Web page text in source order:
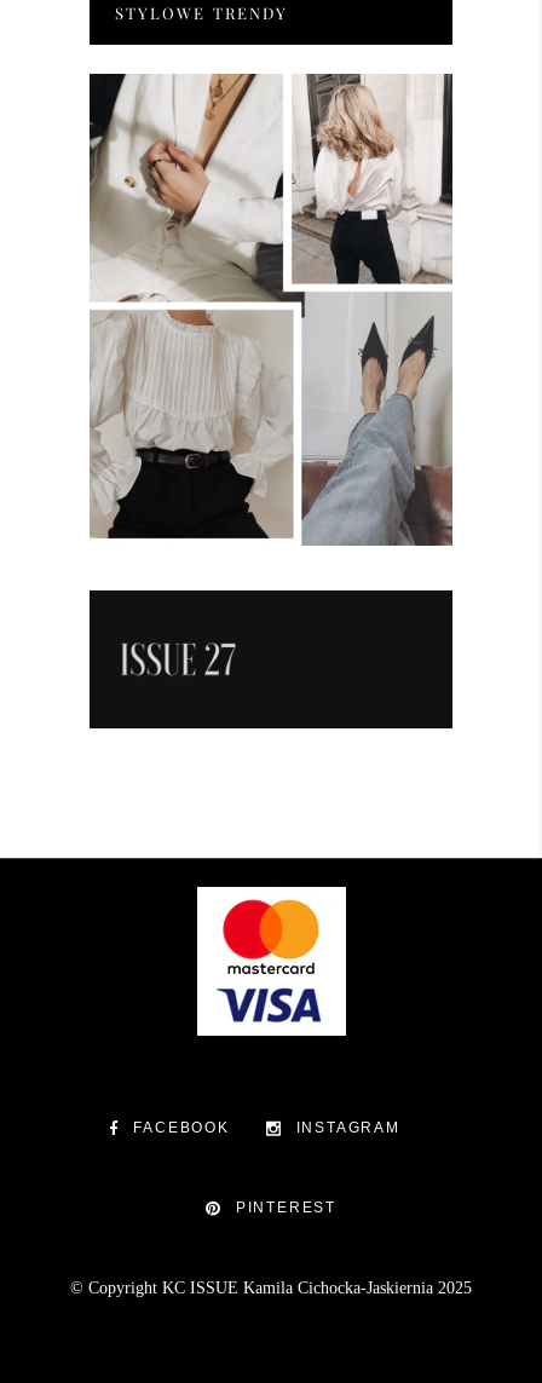
STYLOWE TRENDY
FACEBOOK INSTAGRAM
PINTEREST
© Copyright KC ISSUE Kamila Cichocka-Jaskiernia 2025